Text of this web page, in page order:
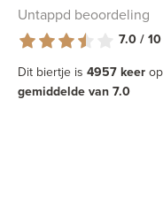
Untappd beoordeling
7.0 / 10
Dit biertje is 4957 keer
gemiddelde van 7.0